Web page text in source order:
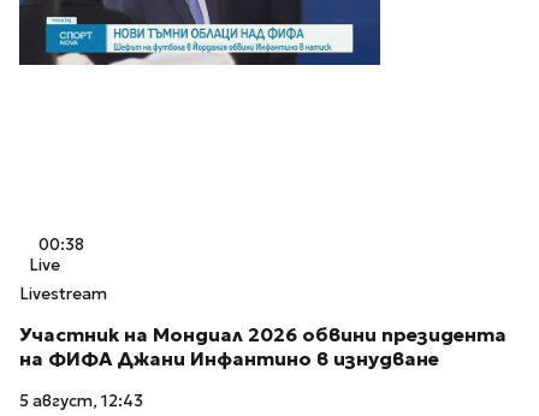
00:38
Live
Livestream
Участник на Мондиал 2026 обвини президента
на ФИФА Джани Инфантино в изнудване
5 август, 12:43